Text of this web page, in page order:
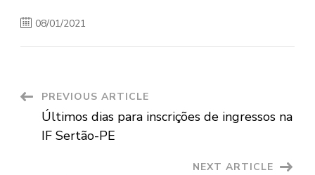
08/01/2021
Post
Navigation
PREVIOUS ARTICLE
Últimos dias para inscrições de ingressos na
IF Sertão-PE
NEXT ARTICLE